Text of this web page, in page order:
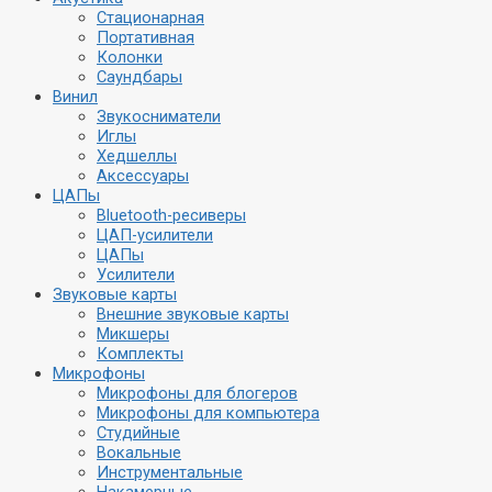
Стационарная
Портативная
Колонки
Саундбары
Винил
Звукосниматели
Иглы
Хедшеллы
Аксессуары
ЦАПы
Bluetooth-ресиверы
ЦАП-усилители
ЦАПы
Усилители
Звуковые карты
Внешние звуковые карты
Микшеры
Комплекты
Микрофоны
Микрофоны для блогеров
Микрофоны для компьютера
Студийные
Вокальные
Инструментальные